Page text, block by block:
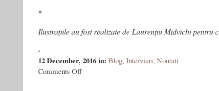
*
Ilustrațiile au fost realizate de Laurențiu Midvichi pentru
-
12 December, 2016in: Blog, Interviuri, Noutati
Comments Offon